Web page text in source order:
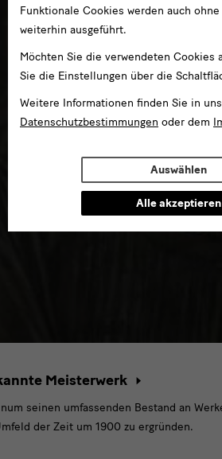
Meisterwerk
seinen umfassenden Bestand an
der Zeit um 1900 zu ergründen.
Funktionale Cookies werden auch
weiterhin ausgeführt.
Möchten Sie die verwendeten Cookies
Sie die Einstellungen über die
Weitere Informationen finden Sie in
Datenschutzbestimmungen oder dem
Auswählen
Alle akzeptieren